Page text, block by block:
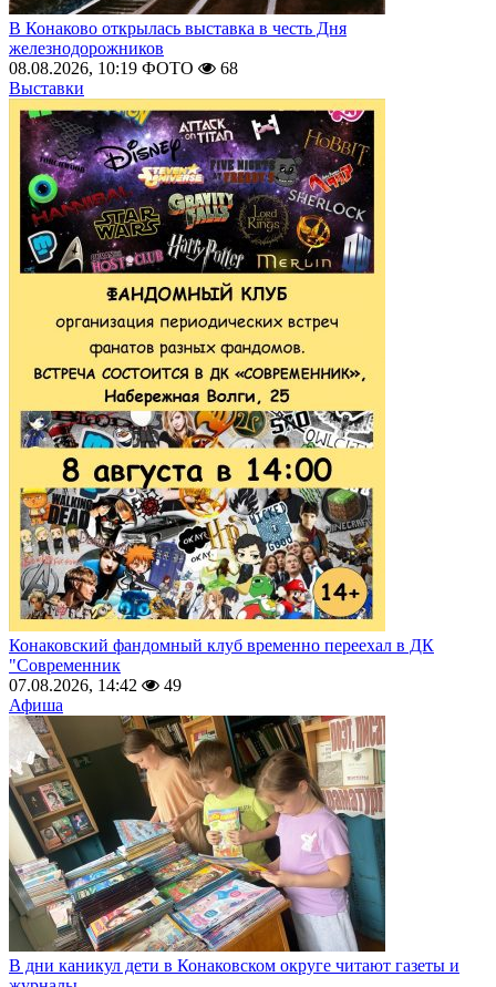
В Конаково открылась выставка в честь Дня
железнодорожников
08.08.2026, 10:19 ФОТО
68
Выставки
Конаковский фандомный клуб временно переехал в ДК
"Современник
07.08.2026, 14:42
49
Афиша
В дни каникул дети в Конаковском округе читают газеты и